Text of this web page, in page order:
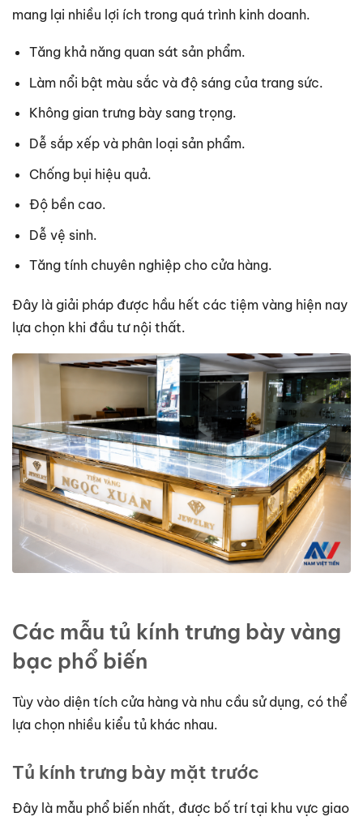
mang lại nhiều lợi ích trong quá trình kinh doanh.
Tăng khả năng quan sát sản phẩm.
Làm nổi bật màu sắc và độ sáng của trang sức.
Không gian trưng bày sang trọng.
Dễ sắp xếp và phân loại sản phẩm.
Chống bụi hiệu quả.
Độ bền cao.
Dễ vệ sinh.
Tăng tính chuyên nghiệp cho cửa hàng.
Đây là giải pháp được hầu hết các tiệm vàng hiện nay
lựa chọn khi đầu tư nội thất.
Các mẫu tủ kính trưng bày vàng
bạc phổ biến
Tùy vào diện tích cửa hàng và nhu cầu sử dụng, có thể
lựa chọn nhiều kiểu tủ khác nhau.
Tủ kính trưng bày mặt trước
Đây là mẫu phổ biến nhất, được bố trí tại khu vực giao